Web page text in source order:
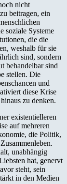
nicht
beitragen, ein
soziale Systeme
die die
weshalb für sie
sind, sondern
behandelbar sind
stellen. Die
und
diese Krise
zu denken.
existentielleren
auf mehreren
die Politik,
unabhängig
hat, genervt
steht, sein
in den Medien